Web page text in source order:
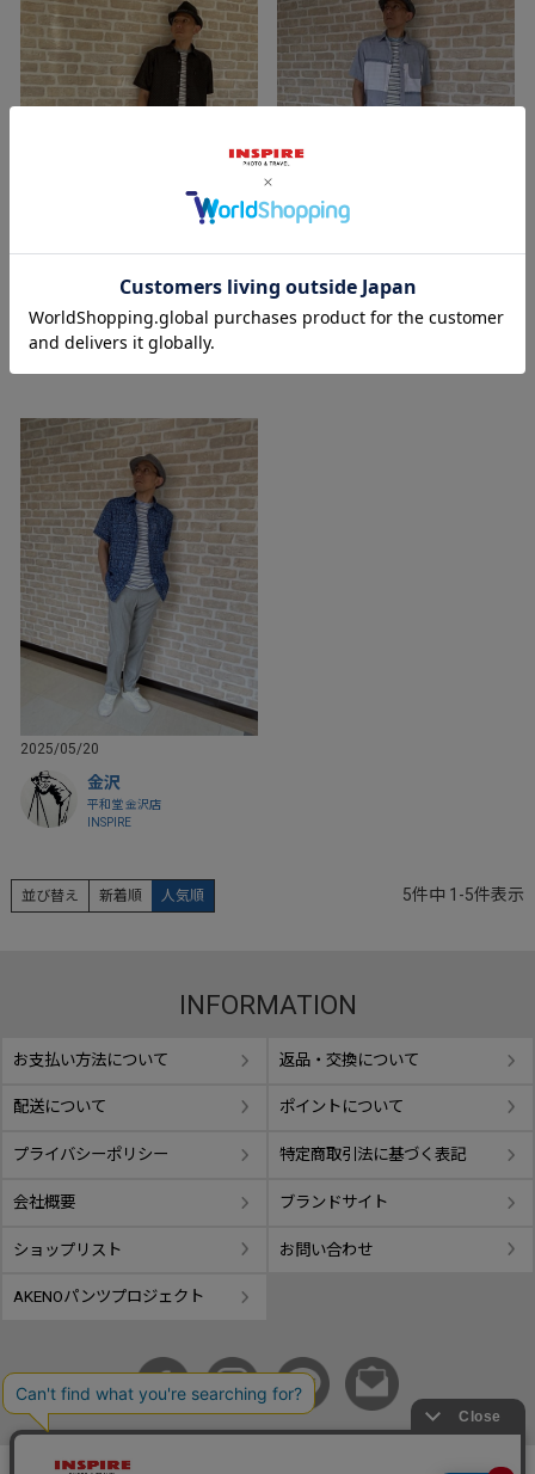
金沢
平和堂 金沢店
2025/06/15
金沢
2025/05/20
金沢
平和堂 金沢店
INSPIRE
並び替え 新着順 人気順 5件中 1 -5件表示
INFORMATION
お支払い方法について 返品・交換について
配送について ポイントについて
プライバシーポリシー 特定商取引法に基づく表記
会社概要 ブランドサイト
ショップリスト お問い合わせ
AKENOパンツプロジェクト